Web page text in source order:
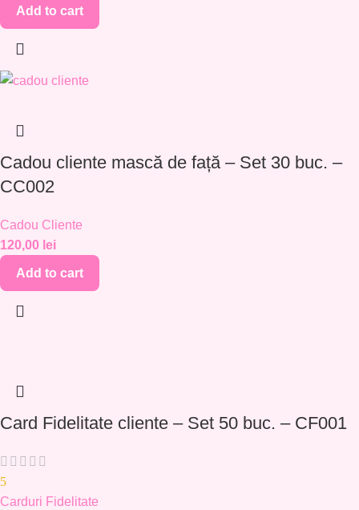
Add to cart
Cadou cliente mască de față – Set 30 buc. –
CC002
Cadou Cliente
120,00 lei
Add to cart
Card Fidelitate cliente – Set 50 buc. – CF001
5
Carduri Fidelitate